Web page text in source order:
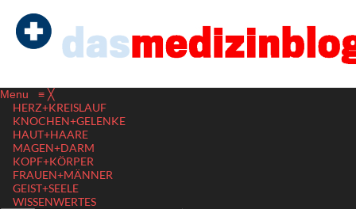
Menu ≡ ╳
HERZ+KREISLAUF
KNOCHEN+GELENKE
HAUT+HAARE
MAGEN+DARM
KOPF+KÖRPER
FRAUEN+MÄNNER
GEIST+SEELE
WISSENWERTES